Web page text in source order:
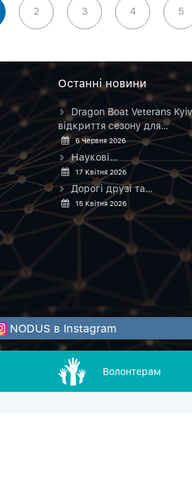
2 3 4 5
Останнi новини
Dragon Boat Veterans
відкриття сезону для…
6 Червня 2026
Наукові…
17 Квітня 2026
Дорогі друзі та…
15 Квітня 2026
NODUS в Instagram
Волонтерам